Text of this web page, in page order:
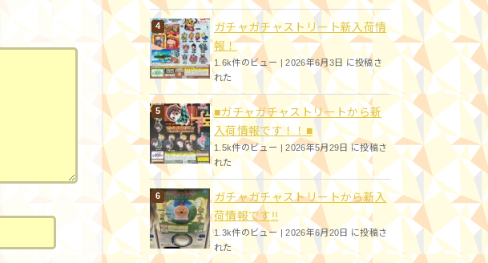
ガチャガチャストリート新入荷情
報！
1.6k件のビュー |2026年6月3日 に投稿さ
れた
■ガチャガチャストリートから新
入荷情報です！！■
1.5k件のビュー |2026年5月29日 に投稿さ
れた
ガチャガチャストリートから新入
荷情報です!!
1.3k件のビュー|2026年6月20日 に投稿さ
れた